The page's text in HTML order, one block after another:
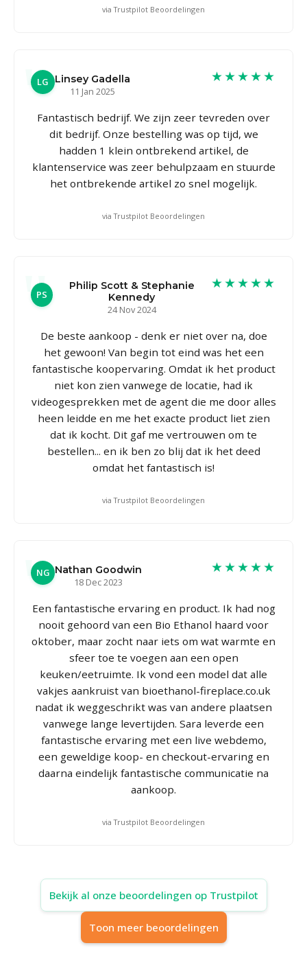
via Trustpilot Beoordelingen
LG
Linsey Gadella
11 Jan 2025
★★★★★
Fantastisch bedrijf. We zijn zeer tevreden over
dit bedrijf. Onze bestelling was op tijd, we
hadden 1 klein ontbrekend artikel, de
klantenservice was zeer behulpzaam en stuurde
het ontbrekende artikel zo snel mogelijk.
via Trustpilot Beoordelingen
PS
Philip Scott & Stephanie
Kennedy
24 Nov 2024
★★★★★
De beste aankoop - denk er niet over na, doe
het gewoon! Van begin tot eind was het een
fantastische koopervaring. Omdat ik het product
niet kon zien vanwege de locatie, had ik
videogesprekken met de agent die me door alles
heen leidde en me het exacte product liet zien
dat ik kocht. Dit gaf me vertrouwen om te
bestellen... en ik ben zo blij dat ik het deed
omdat het fantastisch is!
via Trustpilot Beoordelingen
NG Nathan Goodwin
18 Dec 2023
★★★★★
Een fantastische ervaring en product. Ik had nog
nooit gehoord van een Bio Ethanol haard voor
oktober, maar zocht naar iets om wat warmte en
sfeer toe te voegen aan een open
keuken/eetruimte. Ik vond een model dat alle
vakjes aankruist van bioethanol-fireplace.co.uk
nadat ik weggeschrikt was van andere plaatsen
vanwege lange levertijden. Sara leverde een
fantastische ervaring met een live webdemo,
een geweldige koop- en checkout-ervaring en
daarna eindelijk fantastische communicatie na
aankoop.
via Trustpilot Beoordelingen
Bekijk al onze beoordelingen op Trustpilot
Toon meer beoordelingen